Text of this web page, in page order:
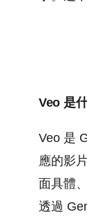
Veo 是
Veo 是
應的影
面具體
透過